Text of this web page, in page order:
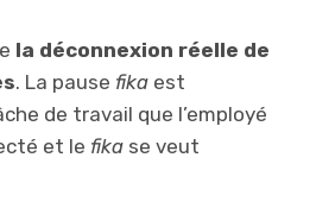
la déconnexion réelle de
. La pause fika est
de travail que l’employé
et le fika se veut